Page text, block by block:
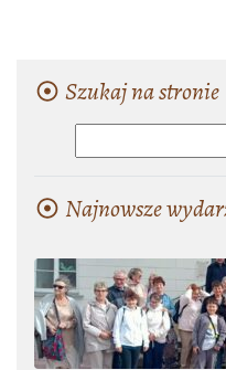
Szukaj na stronie
Najnowsze